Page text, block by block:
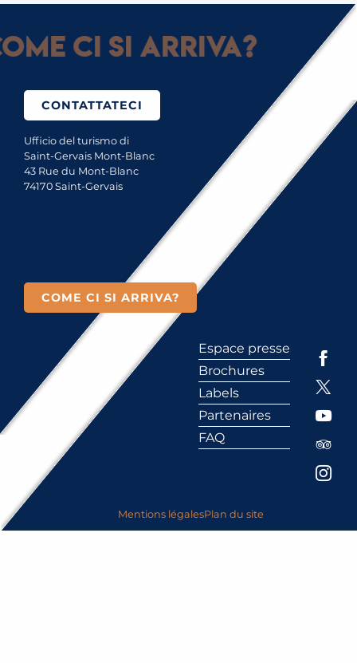
ci si arriva?
CONTATTATECI
Ufficio del turismo di
Saint-Gervais Mont-Blanc
43 Rue du Mont-Blanc
74170 Saint-Gervais
COME CI SI ARRIVA?
Espace presse
Brochures
Labels
Partenaires
FAQ
Mentions légalesPlan du site